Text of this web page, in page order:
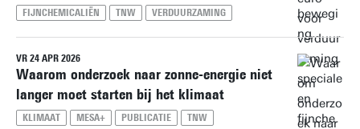
FIJNCHEMICALIËN TNW VERDUURZAMING
VR 24 APR 2026
Waarom onderzoek naar zonne-energie niet
langer moet starten bij het klimaat
KLIMAAT MESA+ PUBLICATIE TNW